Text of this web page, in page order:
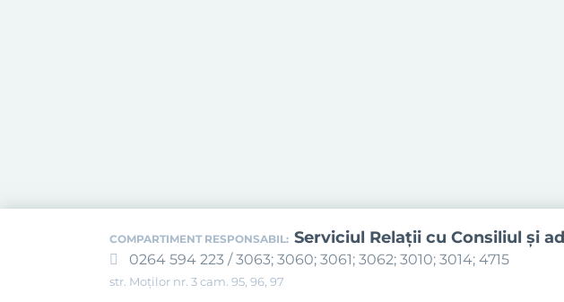
COMPARTIMENT RESPONSABIL: Serviciul Relaţii cu Consiliul şi
0264 594 223 / 3063; 3060; 3061; 3062; 3010; 3014; 4715
str. Moților nr. 3 cam. 95, 96, 97